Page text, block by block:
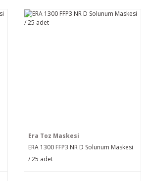
Era Toz Maskesi
ERA 1300 FFP3 NR D Solunum Maskesi
/ 25 adet